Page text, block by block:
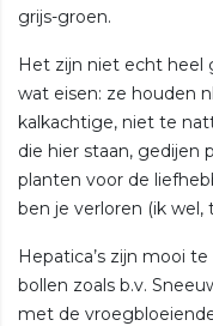
grijs-groen.
Het zijn niet echt heel
wat eisen: ze houden
kalkachtige, niet te
die hier staan, gedijen
planten voor de
ben je verloren (ik wel,
Hepatica’s zijn mooi
bollen zoals b.v.
met de